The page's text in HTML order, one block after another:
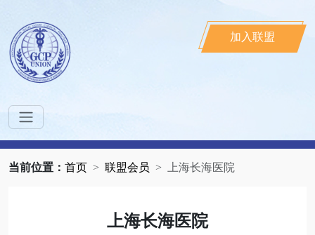
加入联盟
当前位置： 首页 联盟会员 上海长海医院
上海长海医院